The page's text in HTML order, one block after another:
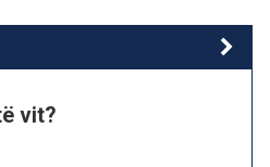
vit?